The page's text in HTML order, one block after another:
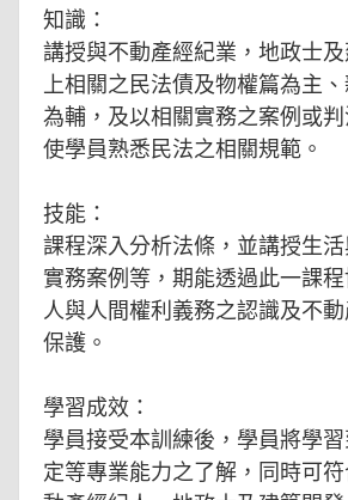
知識：
講授與不動產經紀業，地政士
上相關之民法債及物權篇為主
為輔，及以相關實務之案例或判
使學員熟悉民法之相關規範。
技能：
課程深入分析法條，並講授生
實務案例等，期能透過此一課
人與人間權利義務之認識及不
保護。
學習成效：
學員接受本訓練後，學員將學
定等專業能力之了解，同時可